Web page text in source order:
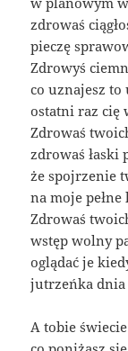
zdrowaś
pieczę
Zdrowyś
co uznajesz
ostatni raz cię
Zdrowaś
zdrowaś łaski
że spojrzenie
na moje
Zdrowaś
wstęp wolny
oglądać je
jutrzeńka dnia
A tobie świecie